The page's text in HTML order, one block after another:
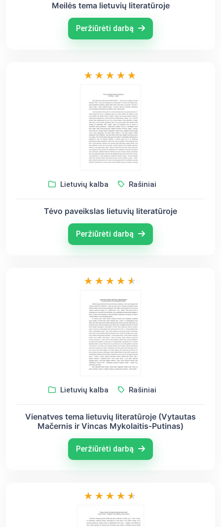
Meilės tema lietuvių literatūroje
Peržiūrėti darbą
Lietuvių kalba Rašiniai
Tėvo paveikslas lietuvių literatūroje
Peržiūrėti darbą
Lietuvių kalba Rašiniai
Vienatves tema lietuvių literatūroje (Vytautas
Mačernis ir Vincas Mykolaitis-Putinas)
Peržiūrėti darbą